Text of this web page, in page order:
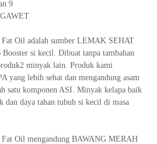
9
Oil adalah sumber LEMAK SEHAT
si kecil. Dibuat tanpa tambahan
minyak lain. Produk kami
lebih sehat dan mengandung asam
satu komponen ASI. Minyak kelapa baik
dan daya tahan tubuh si kecil di masa
Oil mengandung BAWANG MERAH